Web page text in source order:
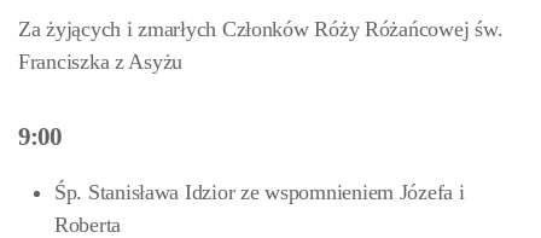
Za żyjących i zmarłych Członków Róży Różańcowej św.
Franciszka z Asyżu
9:00
Śp. Stanisława Idzior ze wspomnieniem Józefa i
Roberta